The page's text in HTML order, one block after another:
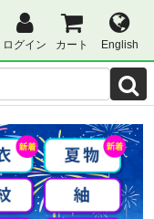
ログイン カート English